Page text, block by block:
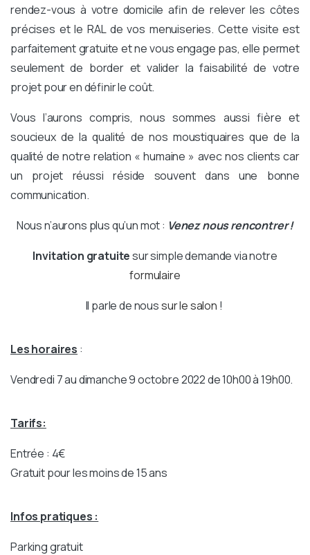
rendez-vous à votre domicile afin de relever les côtes
précises et le RAL de vos menuiseries. Cette visite est
parfaitement gratuite et ne vous engage pas, elle permet
seulement de border et valider la faisabilité de votre
projet pour en définir le coût.
Vous l’aurons compris, nous sommes aussi fière et
soucieux de la qualité de nos moustiquaires que de la
qualité de notre relation « humaine » avec nos clients car
un projet réussi réside souvent dans une bonne
communication.
Nous n’aurons plus qu’un mot : Venez nous rencontrer !
Invitation gratuitesur simple demande via notre
formulaire
Il parle de noussur le salon !
Les horaires :
Vendredi 7 au dimanche 9 octobre 2022 de 10h00 à 19h00.
Tarifs:
Entrée : 4€
Gratuit pour les moins de 15 ans
Infos pratiques :
Parking gratuit